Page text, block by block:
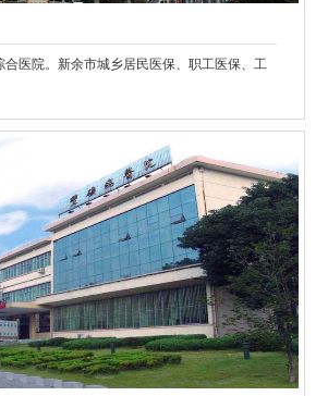
合医院。新余市城乡居民医保、职工医保、工